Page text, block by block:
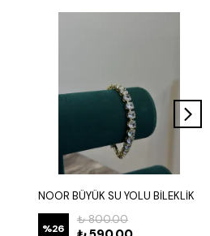
NOOR BÜYÜK SU YOLU BİLEKLİK
%26
₺ 800.00